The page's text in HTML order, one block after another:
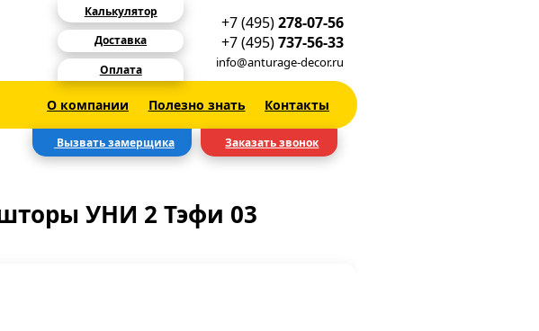
Калькулятор
Доставка
Оплата
+7 (495)278-07-56
+7 (495)737-56-33
info@anturage-decor.ru
О компании Полезно знать Контакты
Вызвать замерщика Заказать звонок
УНИ 2 Тэфи 03